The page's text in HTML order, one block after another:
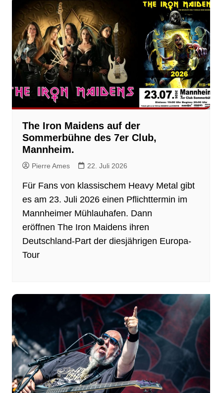
The Iron Maidens auf der
Sommerbühne des 7er Club,
Mannheim.
Pierre Ames 22. Juli 2026
Für Fans von klassischem Heavy Metal gibt
es am 23. Juli 2026 einen Pflichttermin im
Mannheimer Mühlauhafen. Dann
eröffnen The Iron Maidens ihren
Deutschland-Part der diesjährigen Europa-
Tour